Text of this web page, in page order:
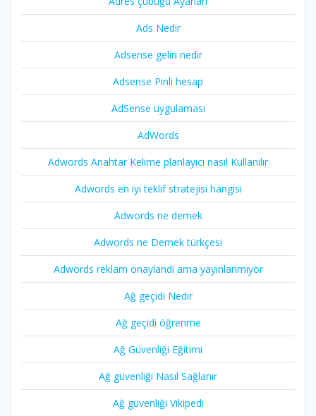
Ads Nedir
Adsense geliri nedir
Adsense Pinli hesap
AdSense uygulaması
AdWords
Adwords Anahtar Kelime planlayıcı nasıl Kullanılır
Adwords en iyi teklif stratejisi hangisi
Adwords ne demek
Adwords ne Demek türkçesi
Adwords reklam onaylandi ama yayınlanmıyor
Ağ geçidi Nedir
Ağ geçidi öğrenme
Ağ Güvenliği Eğitimi
Ağ güvenliği Nasıl Sağlanır
Ağ güvenliği Vikipedi